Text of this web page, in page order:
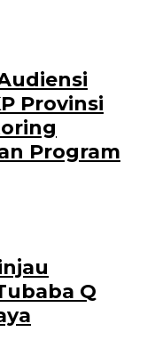
Provinsi
Program
Q